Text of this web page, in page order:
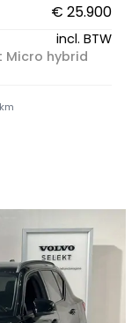
€ 25.900
incl. BTW
Micro hybrid